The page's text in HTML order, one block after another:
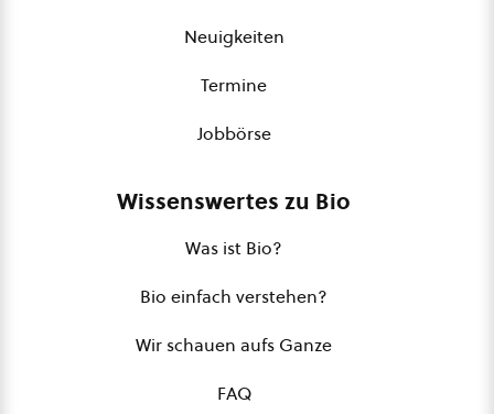
Neuigkeiten
Termine
Jobbörse
Wissenswertes zu Bio
Was ist Bio?
Bio einfach verstehen?
Wir schauen aufs Ganze
FAQ